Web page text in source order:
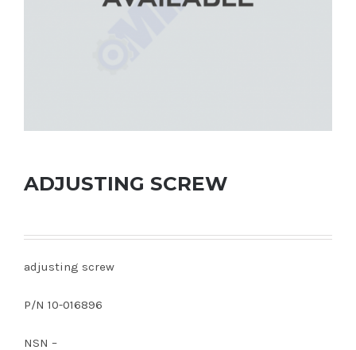
ADJUSTING SCREW
adjusting screw
P/N 10-016896
NSN –